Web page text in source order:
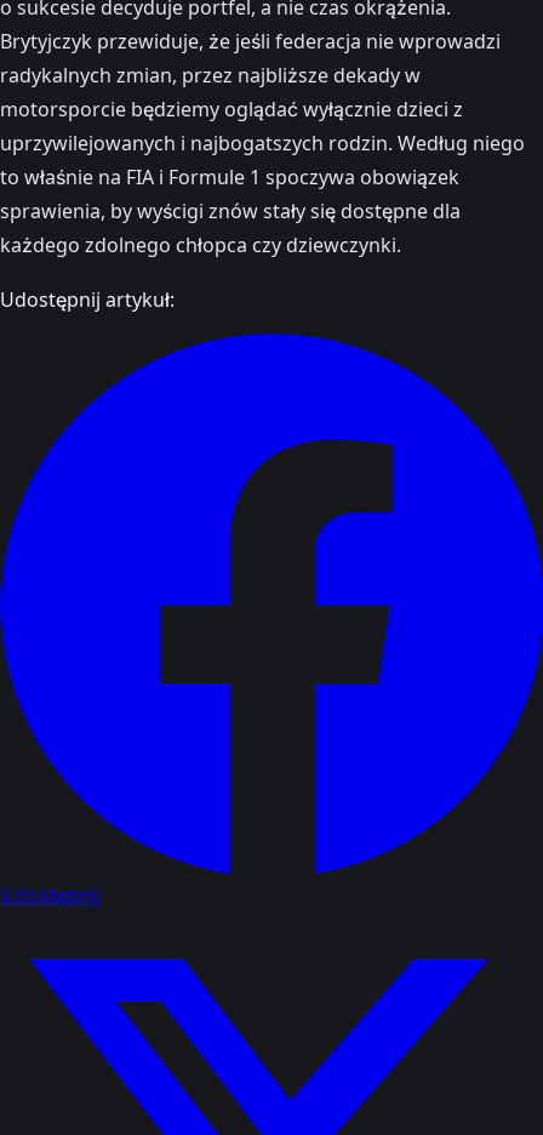
o sukcesie decyduje portfel, a nie czas okrążenia.
Brytyjczyk przewiduje, że jeśli federacja nie wprowadzi
radykalnych zmian, przez najbliższe dekady w
motorsporcie będziemy oglądać wyłącznie dzieci z
uprzywilejowanych i najbogatszych rodzin. Według niego
to właśnie na FIA i Formule 1 spoczywa obowiązek
sprawienia, by wyścigi znów stały się dostępne dla
każdego zdolnego chłopca czy dziewczynki.
Udostępnij artykuł:
Udostępnij